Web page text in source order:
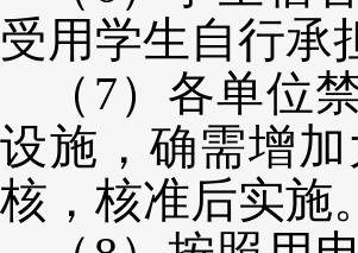
受用学生自行承
（ 7） 各单位
设施，确需增
核，核准后实施。